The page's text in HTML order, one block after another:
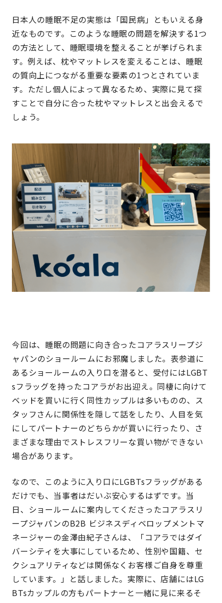
日本人の睡眠不足の実態は「国民病」ともいえる身
近なものです。このような睡眠の問題を解決する1つ
の方法として、睡眠環境を整えることが挙げられま
す。例えば、枕やマットレスを変えることは、睡眠
の質向上につながる重要な要素の1つとされていま
す。ただし個人によって異なるため、実際に見て探
すことで自分に合った枕やマットレスと出会えるで
しょう。
今回は、睡眠の問題に向き合ったコアラスリープジ
ャパンのショールームにお邪魔しました。表参道に
あるショールームの入り口を潜ると、受付にはLGBT
sフラッグを持ったコアラがお出迎え。同棲に向けて
ベッドを買いに行く同性カップルは多いものの、ス
タッフさんに関係性を隠して話をしたり、人目を気
にしてパートナーのどちらかが買いに行ったり、さ
まざまな理由でストレスフリーな買い物ができない
場合があります。
なので、このように入り口にLGBTsフラッグがある
だけでも、当事者はだいぶ安心するはずです。当
日、ショールームに案内してくださったコアラスリ
ープジャパンのB2B ビジネスディベロップメントマ
ネージャーの金澤由紀子さんは、「コアラではダイ
バーシティを大事にしているため、性別や国籍、セ
クシュアリティなどは関係なくお客様ご自身を尊重
しています。」と話しました。実際に、店舗にはLG
BTsカップルの方もパートナーと一緒に見に来るそ